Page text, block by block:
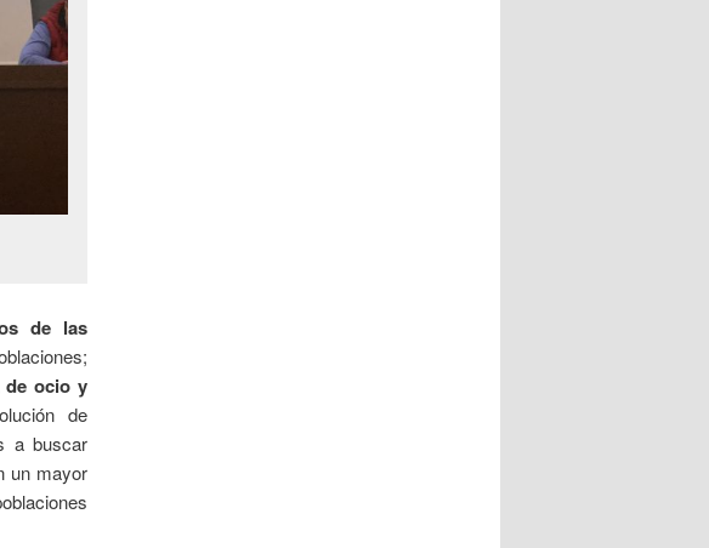
de las
de ocio y
de
a buscar
un mayor